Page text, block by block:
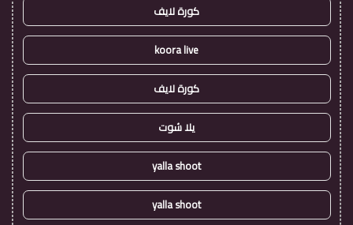
كورة لايف
koora live
كورة لايف
يلا شوت
yalla shoot
yalla shoot